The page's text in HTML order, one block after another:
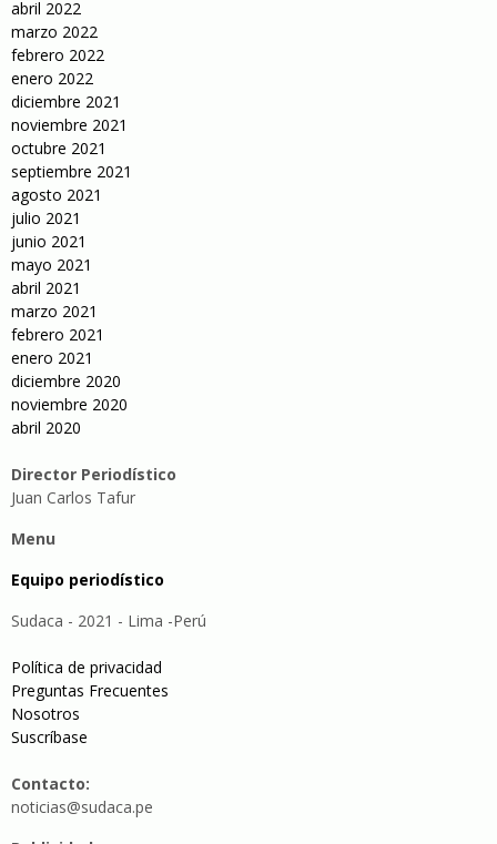
abril 2022
marzo 2022
febrero 2022
enero 2022
diciembre 2021
noviembre 2021
octubre 2021
septiembre 2021
agosto 2021
julio 2021
junio 2021
mayo 2021
abril 2021
marzo 2021
febrero 2021
enero 2021
diciembre 2020
noviembre 2020
abril 2020
Director Periodístico
Juan Carlos Tafur
Menu
Equipo periodístico
Sudaca - 2021 - Lima -Perú
Política de privacidad
Preguntas Frecuentes
Nosotros
Suscríbase
Contacto:
noticias@sudaca.pe